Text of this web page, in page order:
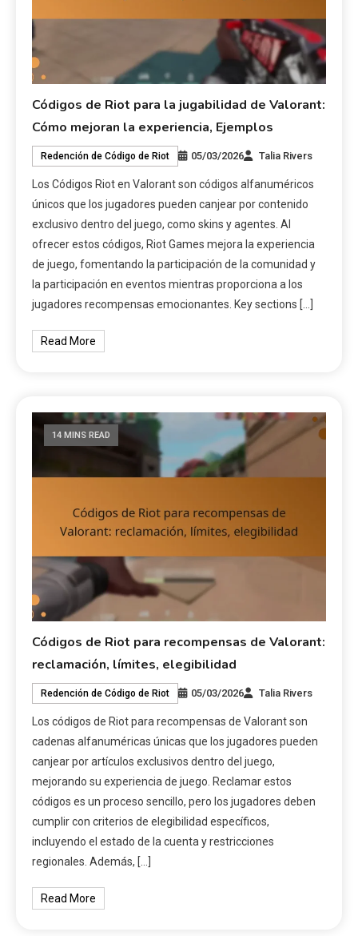
Códigos de Riot para la jugabilidad de Valorant:
Cómo mejoran la experiencia, Ejemplos
Redención de Código de Riot 05/03/2026 Talia Rivers
Los Códigos Riot en Valorant son códigos alfanuméricos
únicos que los jugadores pueden canjear por contenido
exclusivo dentro del juego, como skins y agentes. Al
ofrecer estos códigos, Riot Games mejora la experiencia
de juego, fomentando la participación de la comunidad y
la participación en eventos mientras proporciona a los
jugadores recompensas emocionantes. Key sections […]
Read More
14 MINS READ
Códigos de Riot para recompensas de Valorant:
reclamación, límites, elegibilidad
Redención de Código de Riot 05/03/2026 Talia Rivers
Los códigos de Riot para recompensas de Valorant son
cadenas alfanuméricas únicas que los jugadores pueden
canjear por artículos exclusivos dentro del juego,
mejorando su experiencia de juego. Reclamar estos
códigos es un proceso sencillo, pero los jugadores deben
cumplir con criterios de elegibilidad específicos,
incluyendo el estado de la cuenta y restricciones
regionales. Además, […]
Read More